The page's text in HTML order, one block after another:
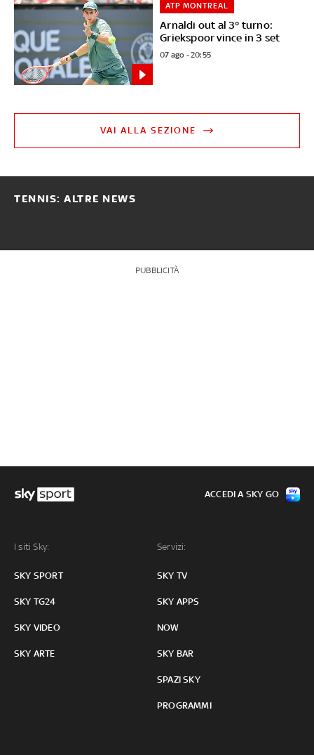
Arnaldi out al 3° turno:
Griekspoor vince in 3 set
ATP MONTREAL
07 ago - 20:55
VAI ALLA SEZIONE
TENNIS: ALTRE NEWS
PUBBLICITÀ
I siti Sky:
SKY SPORT
SKY TG24
SKY VIDEO
SKY ARTE
Servizi:
SKY TV
SKY APPS
NOW
SKY BAR
SPAZI SKY
PROGRAMMI
ACCEDI A SKY GO